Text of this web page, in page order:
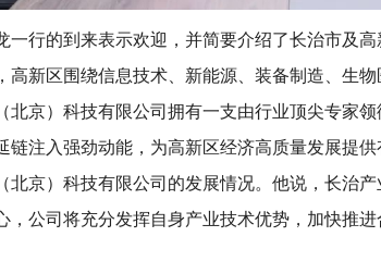
一行的到来表示欢迎，并简要介绍了长治市及
高新区围绕信息技术、新能源、装备制造、生
北京）科技有限公司拥有一支由行业顶尖专家
注入强劲动能，为高新区经济高质量发展提供
北京）科技有限公司的发展情况。他说，长治
，公司将充分发挥自身产业技术优势，加快推